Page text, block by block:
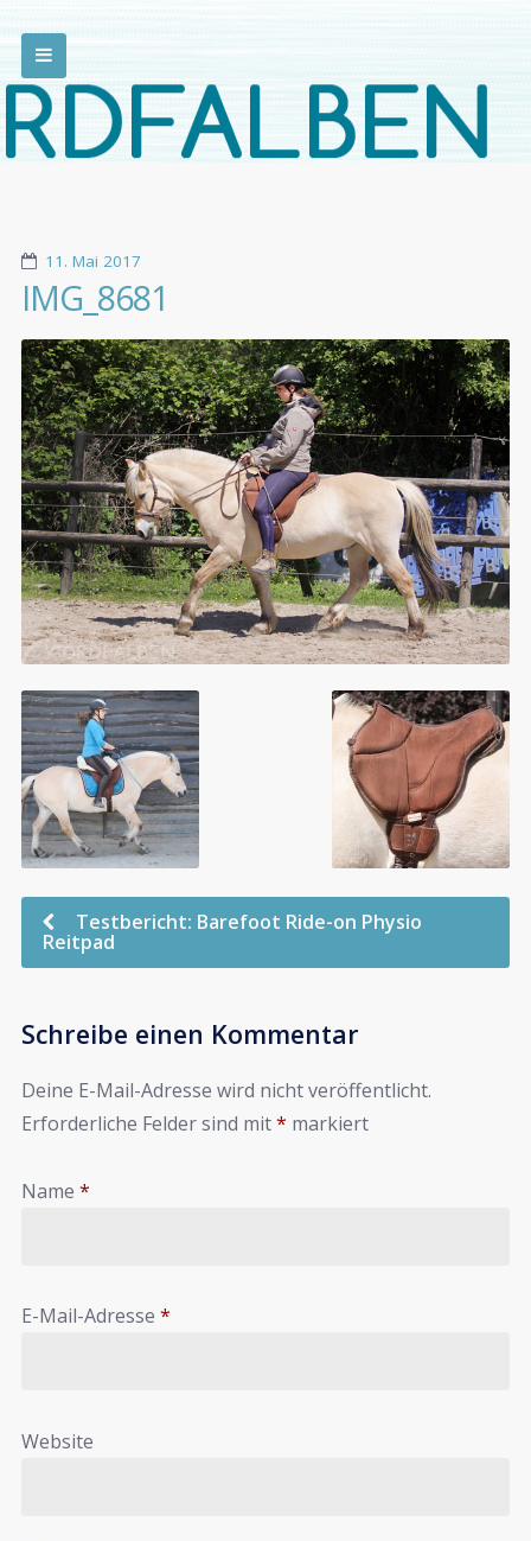
11. Mai 2017
IMG_8681
Testbericht: Barefoot Ride-on Physio
Reitpad
Schreibe einen Kommentar
Deine E-Mail-Adresse wird nicht veröffentlicht.
Erforderliche Felder sind mit* markiert
Name *
E-Mail-Adresse *
Website